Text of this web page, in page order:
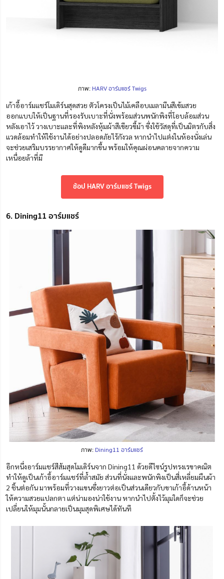
ภาพ: HARV อาร์มแชร์ Twigs
เก้าอี้อาร์มแชร์โมเดิร์นสุดสวย ตัวโครงเป็นไม้เคลือบเมลามีนสีเข้มสวย
ออกแบบให้เป็นฐานที่รองรับเบาะที่นั่งพร้อมส่วนพนักพิงที่โอบล้อมส่วน
หลังเอาไว้ วางเบาะและที่พิงหลังหุ้มผ้าสีเขียวขี้ม้า ซึ่งใช้วัสดุที่เป็นมิตรกับสิ่ง
แวดล้อมทำให้ใช้งานได้อย่างปลอดภัยไร้กังวล หากนำไปแต่งในห้องนั่งเล่น
จะช่วยเสริมบรรยากาศให้ดูดีมากขึ้น พร้อมให้คุณผ่อนคลายจากความ
เหนื่อยล้าที่มี
ช้อป HARV อาร์มแชร์ Twigs
6. Dining11 อาร์มแชร์
ภาพ: Dining11 อาร์มแชร์
อีกหนึ่งอาร์มแชร์สีส้มสุดโมเดิร์นจาก Dining11 ด้วยดีไซน์รูปทรงเรขาคณิต
ทำให้ดูเป็นเก้าอี้อาร์มแชร์ที่ล้ำสมัย ส่วนที่นั่งและพนักพิงเป็นสี่เหลี่ยมผืนผ้า
2 ชิ้นต่อกัน มาพร้อมที่วางแขนซึ่งยาวต่อเป็นส่วนเดียวกับขาเก้าอี้ด้านหน้า
ให้ความสวยแปลกตา แต่น่ามองน่าใช้งาน หากนำไปตั้งไว้มุมใดก็จะช่วย
เปลี่ยนให้มุมนั้นกลายเป็นมุมสุดพิเศษได้ทันที